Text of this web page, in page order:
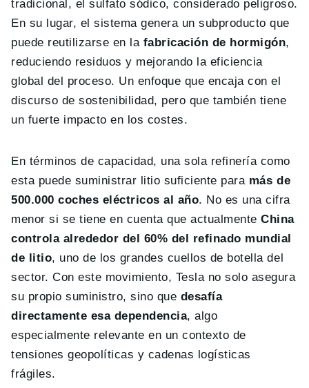
tradicional, el sulfato sódico, considerado peligroso.
En su lugar, el sistema genera un subproducto que
puede reutilizarse en la fabricación de hormigón,
reduciendo residuos y mejorando la eficiencia
global del proceso. Un enfoque que encaja con el
discurso de sostenibilidad, pero que también tiene
un fuerte impacto en los costes.
En términos de capacidad, una sola refinería como
esta puede suministrar litio suficiente para más de
500.000 coches eléctricos al año. No es una cifra
menor si se tiene en cuenta que actualmenteChina
controla alrededor del 60% del refinado mundial
de litio, uno de los grandes cuellos de botella del
sector. Con este movimiento, Tesla no solo asegura
su propio suministro, sino que desafía
directamente esa dependencia, algo
especialmente relevante en un contexto de
tensiones geopolíticas y cadenas logísticas
frágiles.